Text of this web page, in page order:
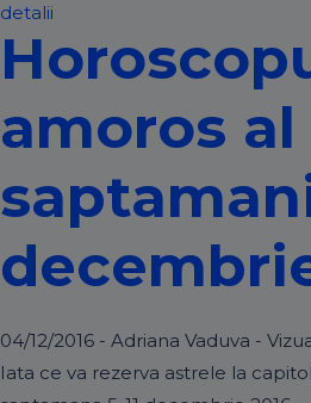
detalii
amoros al
04/12/2016 - Adriana Vaduva -
Iata ce va rezerva astrele la